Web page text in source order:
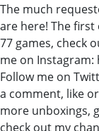
The much
are here! The first
77 games, check
me on
Follow me on
a comment, like
more unboxings,
check out my